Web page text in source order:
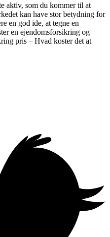
aktiv, som du kommer til at
kan have stor betydning for
en god ide, at tegne en
en ejendomsforsikring og
pris – Hvad koster det at